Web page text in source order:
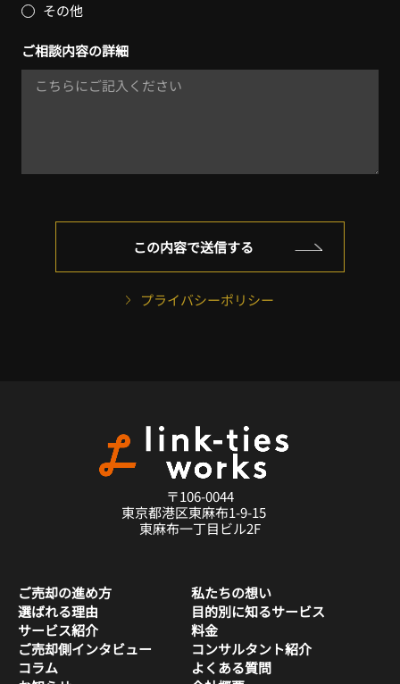
その他
ご相談内容の詳細
プライバシーポリシー
〒106-0044
東京都港区東麻布1-9-15
東麻布一丁目ビル2F
ご売却の進め方
私たちの想い
選ばれる理由
目的別に知るサービス
サービス紹介
料金
ご売却側インタビュー
コンサルタント紹介
コラム
よくある質問